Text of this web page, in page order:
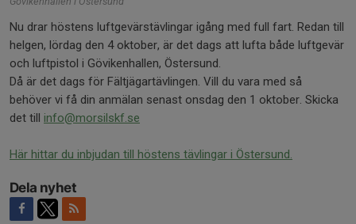
Nu drar höstens luftgevärstävlingar igång med full fart. Redan till
helgen, lördag den 4 oktober, är det dags att lufta både luftgevär
och luftpistol i Gövikenhallen, Östersund.
Då är det dags för Fältjägartävlingen. Vill du vara med så
behöver vi få din anmälan senast onsdag den 1 oktober. Skicka
det till info@morsilskf.se
Här hittar du inbjudan till höstens tävlingar i Östersund.
Dela nyhet